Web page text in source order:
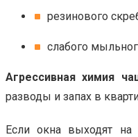
резинового
слабого
Агрессивная химия
разводы и запах в
Если окна выходят